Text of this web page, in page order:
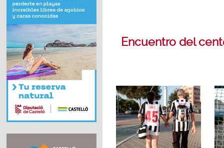
Encuentro del